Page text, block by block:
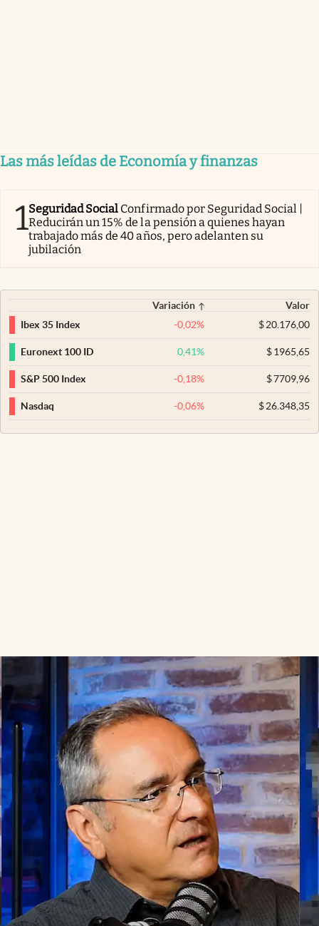
Las más leídas de Economía y finanzas
1Seguridad Social Confirmado por Seguridad Social |
Reducirán un 15% de la pensión a quienes hayan
trabajado más de 40 años, pero adelanten su
jubilación
Variación
Valor
Ibex 35 Index
-0,02% $20.176,00
Euronext 100 ID 0,41% $1965,65
S&P 500 Index -0,18% $7709,96
Nasdaq -0,06% $26.348,35